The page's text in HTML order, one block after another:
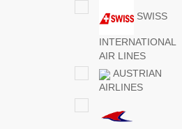
SWISS
INTERNATIONAL
AIR LINES
AUSTRIAN
AIRLINES